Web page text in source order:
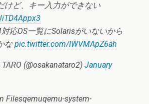
けど、キー入力ができない
対応OS一覧にSolarisがいないから
なpic.twitter.com/IWVMApZ6ah
(@osakanataro2) January
Filesqemuqemu-system-